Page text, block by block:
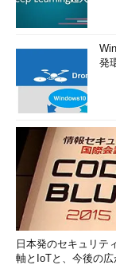
発
日本発のセキュリテ
軸とIoTと、今後の広